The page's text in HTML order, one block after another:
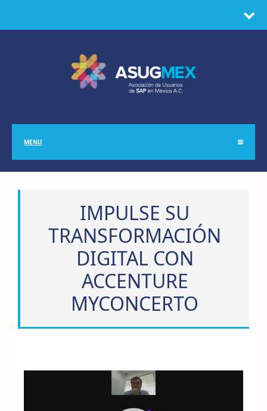
MENU
IMPULSE SU
TRANSFORMACIÓN
DIGITAL CON
ACCENTURE
MYCONCERTO